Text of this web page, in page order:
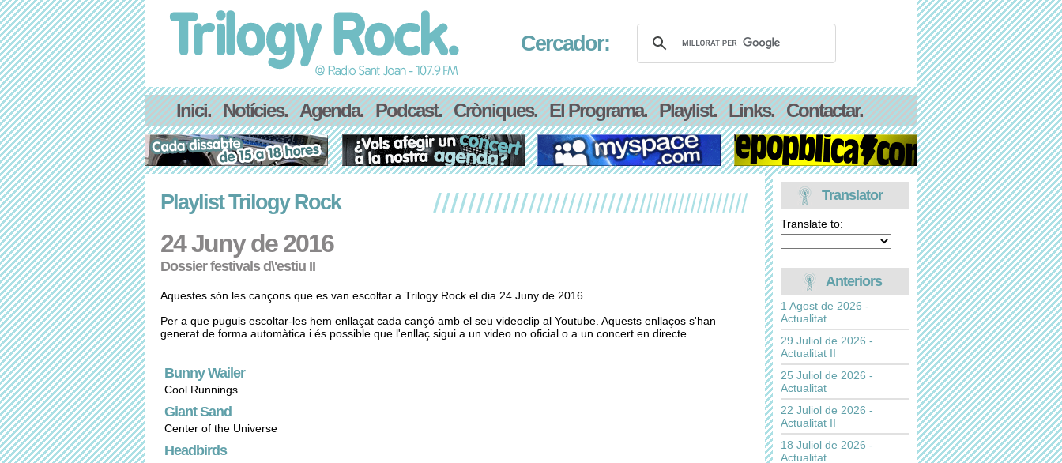
Cercador:
Inici. Notícies. Agenda. Podcast. Cròniques. El Programa. Playlist. Links. Contactar.
Playlist Trilogy Rock
24 Juny de 2016
Dossier festivals d\'estiu II
Aquestes són les cançons que es van escoltar a Trilogy Rock el dia 24 Juny de 2016.
Per a que puguis escoltar-les hem enllaçat cada cançó amb el seu videoclip al Youtube. Aquests enllaços s'han
generat de forma automàtica i és possible que l'enllaç sigui a un video no oficial o a un concert en directe.
Bunny Wailer
Cool Runnings
Giant Sand
Center of the Universe
Headbirds
Translator
Translate to:
Anteriors
1 Agost de 2026 -
Actualitat
29 Juliol de 2026 -
Actualitat II
25 Juliol de 2026 -
Actualitat
22 Juliol de 2026 -
Actualitat II
18 Juliol de 2026 -
Actualitat